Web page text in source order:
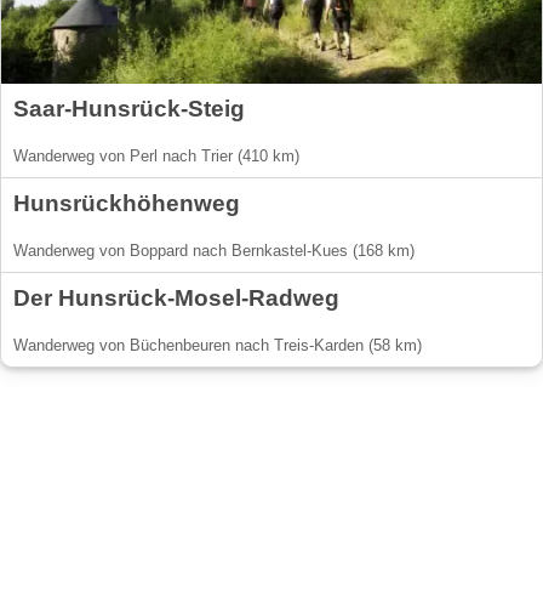
Saar-Hunsrück-Steig
Wanderweg von Perl nach Trier (410 km)
Hunsrückhöhenweg
Wanderweg von Boppard nach Bernkastel-Kues (168 km)
Der Hunsrück-Mosel-Radweg
Wanderweg von Büchenbeuren nach Treis-Karden (58 km)